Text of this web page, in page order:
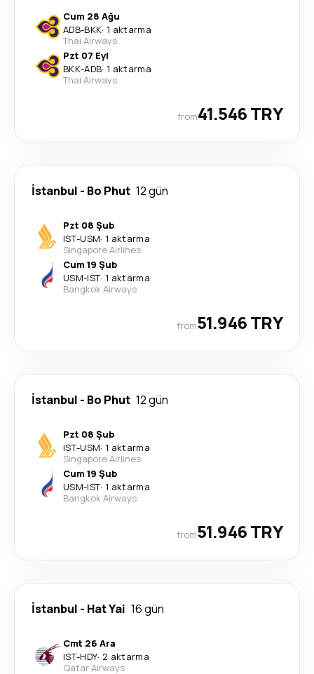
Cum 28 Ağu
ADB-BKK· 1 aktarma
Thai Airways
Pzt 07 Eyl
BKK-ADB· 1 aktarma
Thai Airways
from41.546 TRY
İstanbul - Bo Phut 12 gün
Pzt 08 Şub
IST-USM· 1 aktarma
Singapore Airlines
Cum 19 Şub
USM-IST· 1 aktarma
Bangkok Airways
from51.946 TRY
İstanbul - Bo Phut 12 gün
Pzt 08 Şub
IST-USM· 1 aktarma
Singapore Airlines
Cum 19 Şub
USM-IST· 1 aktarma
Bangkok Airways
from51.946 TRY
İstanbul - Hat Yai 16 gün
Cmt 26 Ara
IST-HDY· 2 aktarma
Qatar Airways